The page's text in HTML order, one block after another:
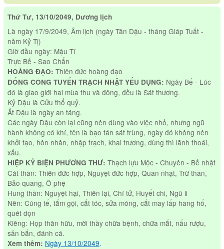
Thứ Tư, 13/10/2049, Dương lịch
Là ngày 17/9/2049, Âm lịch (ngày Tân Dậu - tháng Giáp Tuất -
năm Kỷ Tị)
Giờ đầu ngày: Mậu Tí
Trực Bế - Sao Chẩn
HOÀNG ĐẠO: Thiên đức hoàng đạo
ĐỔNG CÔNG TUYỂN TRẠCH NHẬT YẾU DỤNG: Ngày Bế - Lúc
đó là giao giới hai mùa thu và đông, đều là Sát thương.
Kỷ Dậu là Cửu thổ quỷ.
Ất Dậu là ngày an táng.
Các ngày Dậu còn lại cũng nên dùng vào việc nhỏ, nhưng ngũ
hành không có khí, tên là bạo tán sát trùng, ngày đó không nên
khởi tạo, hôn nhân, nhập trạch, khai trương, dùng thì lãnh thoái,
xấu.
HIỆP KỶ BIỆN PHƯƠNG THƯ: Thạch lựu Mộc - Chuyên - Bế nhật
Cát thần: Thiên đức hợp, Nguyệt đức hợp, Quan nhật, Trừ thần,
Bảo quang, Ô phệ
Hung thần: Nguyệt hại, Thiên lại, Chí tử, Huyết chi, Ngũ li
Nên: Cúng tế, tắm gội, cắt tóc, sửa móng, cắt may lấp hang hố,
quét dọn
Kiêng: Họp thân hữu, mời thầy chữa bệnh, chữa mắt, nấu rượu,
săn bắn, đánh cá.
Xem thêm: Ngày 13/10/2049.